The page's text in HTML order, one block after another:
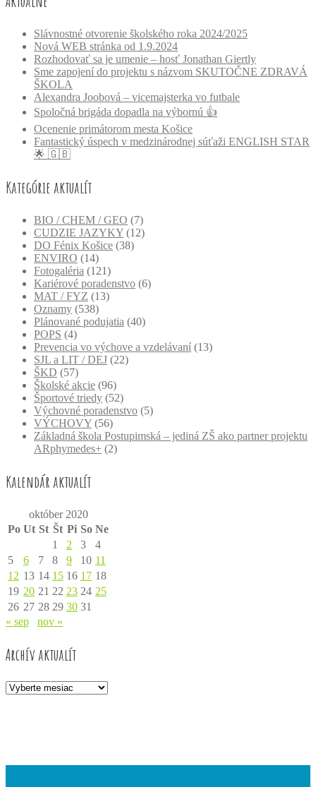
Slávnostné otvorenie školského roka 2024/2025
Nová WEB stránka od 1.9.2024
Rozhodovať sa je umenie – hosť Jonathan Giertly
Sme zapojení do projektu s názvom SKUTOČNE ZDRAVÁ
ŠKOLA
Alexandra Joobová – vicemajsterka vo futbale
Spoločná brigáda dopadla na výbornú 👍
Ocenenie primátorom mesta Košice
Fantastický úspech v medzinárodnej súťaži ENGLISH STAR
🌟 🇬🇧
Kategórie aktualít
BIO / CHEM / GEO (7)
CUDZIE JAZYKY (12)
DO Fénix Košice (38)
ENVIRO (14)
Fotogaléria (121)
Kariérové poradenstvo (6)
MAT / FYZ (13)
Oznamy (538)
Plánované podujatia (40)
POPS (4)
Prevencia vo výchove a vzdelávaní (13)
SJL a LIT / DEJ (22)
ŠKD (57)
Školské akcie (96)
Športové triedy (52)
Výchovné poradenstvo (5)
VÝCHOVY (56)
Základná škola Postupimská – jediná ZŠ ako partner projektu
ARphymedes+ (2)
Kalendár aktualít
október 2020
Po Ut St Št Pi So Ne
1
2 3
4
5
6 7 8 9 10 11
12 13 14 15 16 17 18
19 20 21 22 23 24 25
26 27 28 29 30 31
« sep
nov »
Archív aktualít
Archív